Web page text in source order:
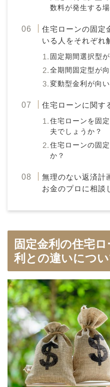
数料が発生する
住宅ローンの固定
いる人をそれぞれ
固定期間選択型
全期間固定型が
変動型金利が向
住宅ローンに関す
住宅ローンを固
夫でしょうか？
住宅ローンの固
か？
無理のない返済計
お金のプロに相談
固定金利の住宅
利との違いにつ